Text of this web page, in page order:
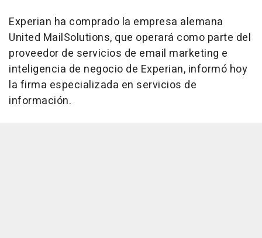
Experian ha comprado la empresa alemana
United MailSolutions, que operará como parte del
proveedor de servicios de email marketing e
inteligencia de negocio de Experian, informó hoy
la firma especializada en servicios de
información.